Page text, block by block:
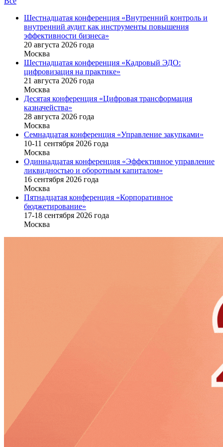
Шестнадцатая конференция «Внутренний контроль и
внутренний аудит как инструменты повышения
эффективности бизнеса»
20 августа 2026 года
Москва
Шестнадцатая конференция «Кадровый ЭДО:
цифровизация на практике»
21 августа 2026 года
Москва
Десятая конференция «Цифровая трансформация
казначейства»
28 августа 2026 года
Москва
Семнадцатая конференция «Управление закупками»
10-11 сентября 2026 года
Москва
Одиннадцатая конференция «Эффективное управление
ликвидностью и оборотным капиталом»
16 cентября 2026 года
Москва
Пятнадцатая конференция «Корпоративное
бюджетирование»
17-18 сентября 2026 года
Москва